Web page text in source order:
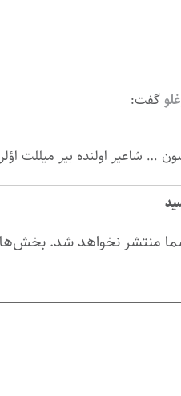
گفت:
… شاعیر اولنده بیر میللت
منتشر نخواهد شد.